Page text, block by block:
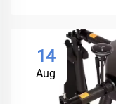
14
Aug